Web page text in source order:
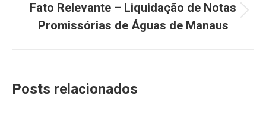
Próximo
post:
Fato Relevante – Liquidação de Notas
Promissórias de Águas de Manaus
Posts relacionados